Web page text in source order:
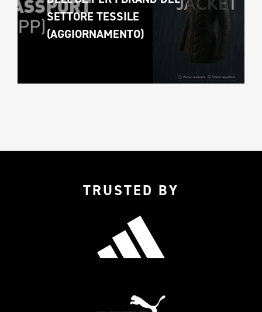
SETTORE TESSILE
(AGGIORNAMENTO)
TRUSTED BY